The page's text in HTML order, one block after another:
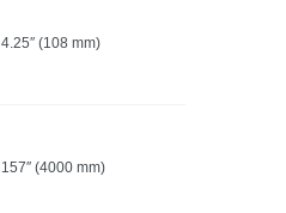
4.25″ (108 mm)
157″ (4000 mm)